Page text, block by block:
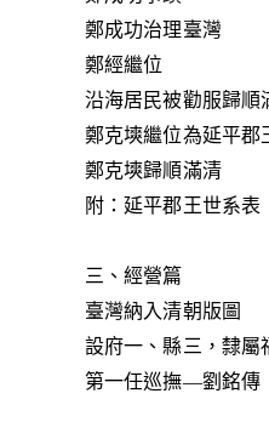
鄭成功治理臺灣
鄭經繼位
沿海居民被勸服歸順
鄭克塽繼位為延平郡
鄭克塽歸順滿清
附：延平郡王世系表
三、經營篇
臺灣納入清朝版圖
設府一、縣三，隸屬
第一任巡撫—劉銘傳